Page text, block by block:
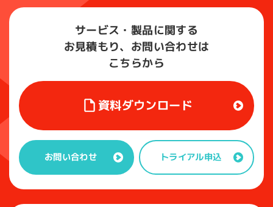
サービス・製品に関する
お見積もり、お問い合わせは
こちらから
資料ダウンロード
お問い合わせ トライアル申込